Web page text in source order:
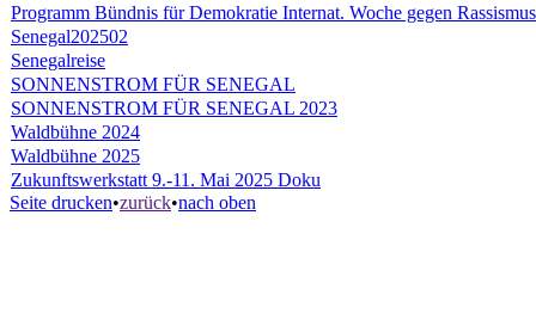
Programm Bündnis für Demokratie Internat. Woche gegen Rassismus
Senegal202502
Senegalreise
SONNENSTROM FÜR SENEGAL
SONNENSTROM FÜR SENEGAL 2023
Waldbühne 2024
Waldbühne 2025
Zukunftswerkstatt 9.-11. Mai 2025 Doku
Seite drucken•zurück•nach oben